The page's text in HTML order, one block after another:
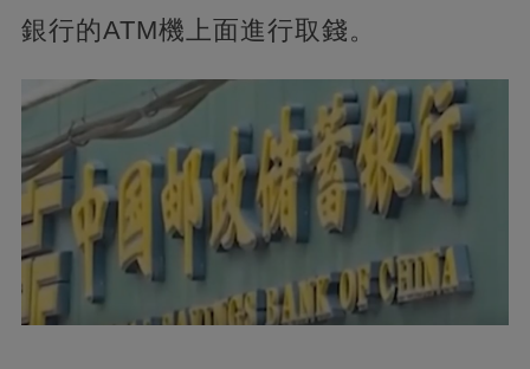
銀行的ATM機上面進行取錢。